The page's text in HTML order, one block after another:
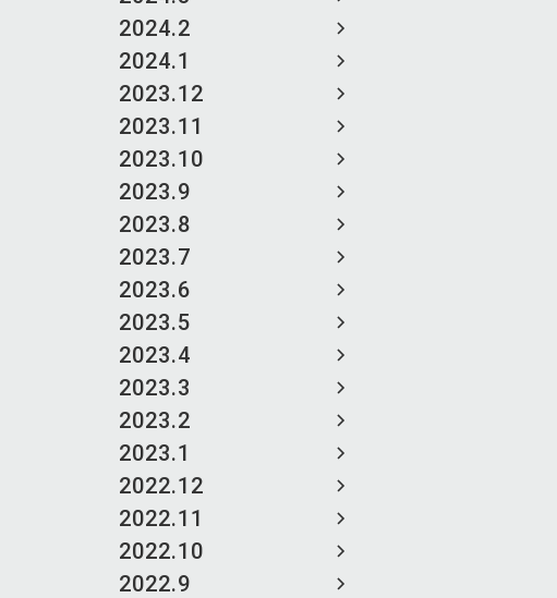
2024.2
2024.1
2023.12
2023.11
2023.10
2023.9
2023.8
2023.7
2023.6
2023.5
2023.4
2023.3
2023.2
2023.1
2022.12
2022.11
2022.10
2022.9